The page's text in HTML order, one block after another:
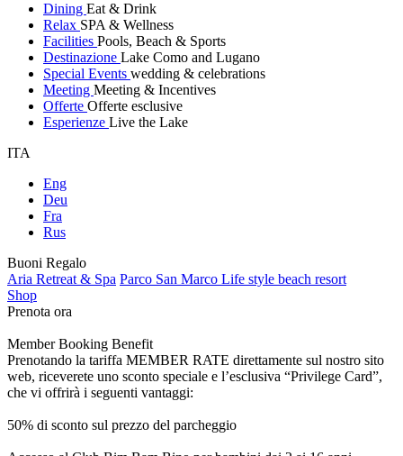
Dining Eat & Drink
Relax SPA & Wellness
Facilities Pools, Beach & Sports
Destinazione Lake Como and Lugano
Special Events wedding & celebrations
Meeting Meeting & Incentives
Offerte Offerte esclusive
Esperienze Live the Lake
ITA
Eng
Deu
Fra
Rus
Buoni Regalo
Aria Retreat & Spa Parco San Marco Life style beach resort
Shop
Prenota ora
Member Booking Benefit
Prenotando la tariffa MEMBER RATE direttamente sul nostro sito
web, riceverete uno sconto speciale e l’esclusiva “Privilege Card”,
che vi offrirà i seguenti vantaggi:
50% di sconto sul prezzo del parcheggio